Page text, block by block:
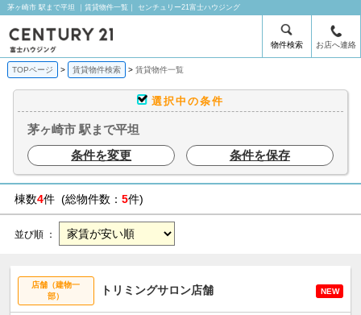
茅ヶ崎市 駅まで平坦 ｜賃貸物件一覧｜ センチュリー21富士ハウジング
物件検索 お店へ連絡
TOPページ 賃貸物件検索 賃貸物件一覧
選択中の条件
茅ヶ崎市 駅まで平坦
条件を変更
条件を保存
棟数4件 (総物件数： 5件)
並び順 ：
店舗（建物一
部）
トリミングサロン店舗 NEW